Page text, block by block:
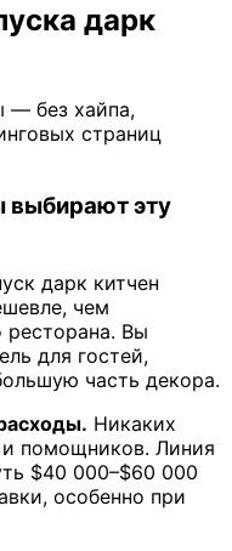
дарк
— без хайпа,
страниц
выбирают эту
дарк китчен
чем
ресторана. Вы
для гостей,
часть декора.
Никаких
помощников. Линия
$40 000–$60 000
особенно при